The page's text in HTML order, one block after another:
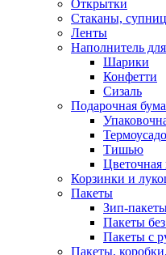
Открытки
Стаканы,
Ленты
Наполнитель
Шарики
Конфетти
Сизаль
Подарочная
Тишью
Цветочная
Корзинки и
Пакеты
Зип-
Пакеты
Пакеты с
Пакеты,